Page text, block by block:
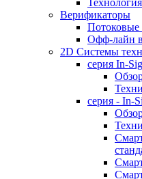
Верификаторы
Потоковые
Офф-лайн
2D Системы
серия In-
серия - In-